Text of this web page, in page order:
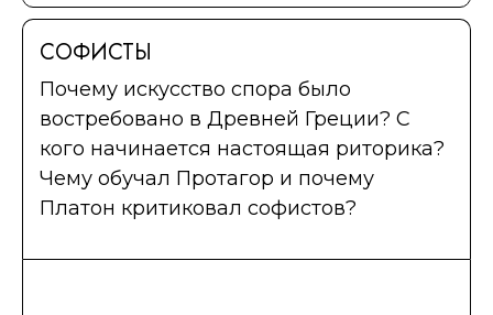
СОФИСТЫ
Почему искусство спора было
востребовано в Древней Греции? С
кого начинается настоящая риторика?
Чему обучал Протагор и почему
Платон критиковал софистов?